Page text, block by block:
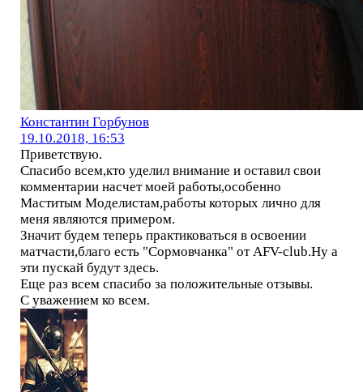
Константин Горбунов
19.10.2018, 16:53
Приветствую.
Спасибо всем,кто уделил внимание и оставил свои
комментарии насчет моей работы,особенно
Маститым Моделистам,работы которых лично для
меня являются примером.
Значит будем теперь практиковаться в освоении
матчасти,благо есть "Сормовчанка" от AFV-club.Ну а
эти пускай будут здесь.
Еще раз всем спасибо за положительные отзывы.
С уважением ко всем.